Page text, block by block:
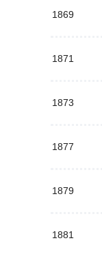
1869
1871
1873
1877
1879
1881